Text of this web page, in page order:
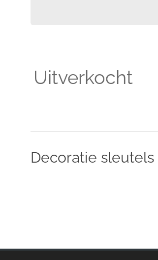
Uitverkocht
Decoratie sleutels